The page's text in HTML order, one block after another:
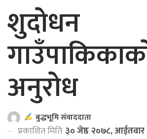
शुदाेधन
अनुराेध
बुद्धभूमि संवाददाता
प्रकाशित मिति ३० जेष्ठ २०७८,